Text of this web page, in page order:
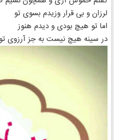
لرزان و بی قرار وزیدم بسوی تو
اما تو هیچ بودی و دیدم هنوز
در سینه هیچ نیست به جز آرزوی تو